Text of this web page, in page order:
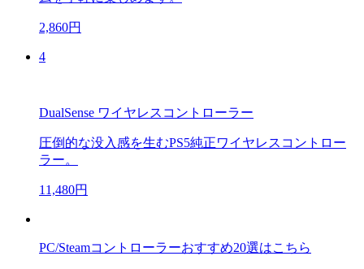
2,860円
4
DualSense ワイヤレスコントローラー
圧倒的な没入感を生むPS5純正ワイヤレスコントロー
ラー。
11,480円
PC/Steamコントローラーおすすめ20選はこちら